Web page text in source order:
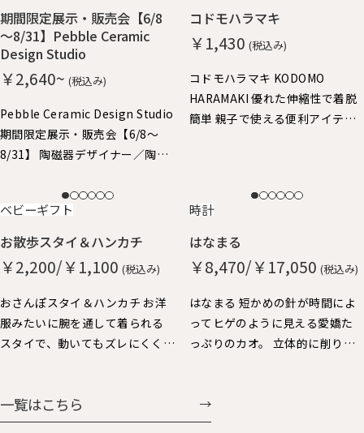
一覧はこちら
期間限定展示・販売会【6/8
～8/31】Pebble Ceramic
Design Studio
￥2,640~ (税込み)
Pebble Ceramic Design Studio
期間限定展示・販売会【6/8～
8/31】 陶磁器デザイナー／陶磁
の石原さん やさしいタッチの絵
付け器を中心に特別展示させて
いただきました。 どれも1点もの
了となります。
コドモハラマキ
￥1,430 (税込み)
コドモハラマキ KODOMO
HARAMAKI 優れた伸縮性で着脱
簡単 親子で使える便利アイテ
NEW
ベビーギフト
お散歩スタイ＆ハンカチ
￥2,200/￥1,100 (税込み)
おさんぽスタイ＆ハンカチ お洋
服みたいに腕を通して着られる
スタイで、動いてもズレにくく、
付。ベビーカーやバッグに付け
ておけば鼻水や涙もすぐに拭け
NEW
時計
はなまる
￥8,470/￥17,050 (税込み)
はなまる 短かめの針が時間によ
ってヒゲのように見える愛嬌た
っぷりのカオ。 立体的に削り出
に掛けたときの凸っぱり具合
も、可愛さ「はなまる」。 はな